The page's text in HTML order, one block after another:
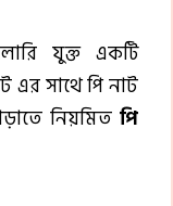
যুক্ত একটি
এর সাথে পি নাট
নিয়মিত পি